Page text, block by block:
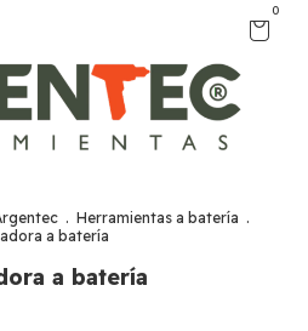
0
. Herramientas a batería .
a batería
a batería